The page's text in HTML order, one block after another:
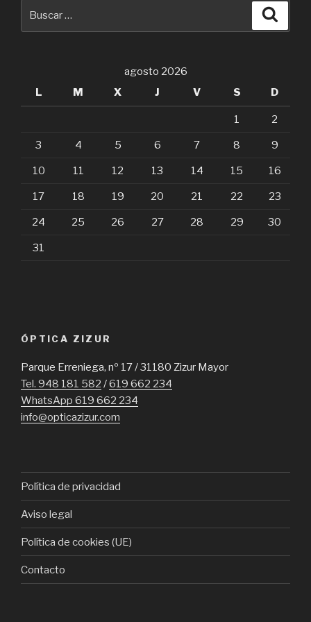
agosto 2026
L
M X J V S D
1 2
3 4 5 6 7 8 9
10 11 12 13 14 15 16
17 18 19 20 21 22 23
24 25 26 27 28 29 30
31
ÓPTICA ZIZUR
Parque Erreniega, nº 17 / 31180 Zizur Mayor
Tel. 948 181 582 /619 662 234
WhatsApp 619 662 234
info@opticazizur.com
Política de privacidad
Aviso legal
Política de cookies (UE)
Contacto